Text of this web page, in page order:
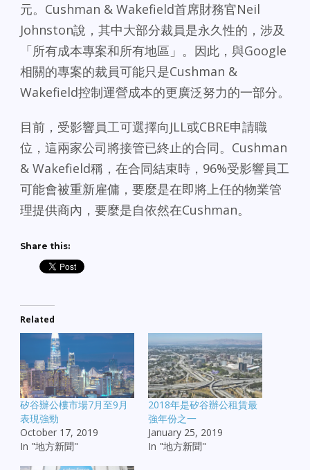
元。Cushman & Wakefield首席財務官Neil
Johnston說，其中大部分裁員是永久性的，涉及
「所有成本專案和所有地區」。因此，與Google
相關的專案的裁員可能只是Cushman &
Wakefield控制運營成本的更廣泛努力的一部分。
目前，受影響員工可選擇向JLL或CBRE申請職
位，這兩家公司將接管已終止的合同。Cushman
& Wakefield稱，在合同結束時，96%受影響員工
可能會被重新雇傭，要麼是在即將上任的物業管
理提供商內，要麼是自依然在Cushman。
Share this:
Related
矽谷辦公樓市場7月至9月
表現強勁
October 17, 2019
In "地方新聞"
2018年是矽谷辦公租賃最
強年份之一
January 25, 2019
In "地方新聞"